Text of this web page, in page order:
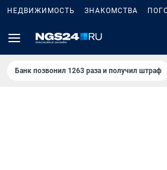
НЕДВИЖИМОСТЬ ЗНАКОМСТВА
Банк позвонил 1263 раза и получил штраф